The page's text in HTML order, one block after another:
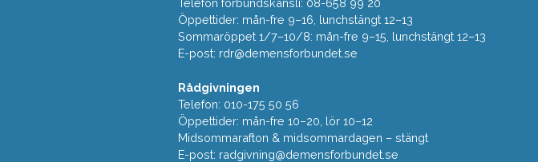
Telefon förbundskansli: 08-658 99 20
Öppettider: mån-fre 9–16, lunchstängt 12–13
Sommaröppet 1/7–10/8: mån-fre 9–15, lunchstängt 12–13
E-post: rdr@demensforbundet.se
Rådgivningen
Telefon: 010-175 50 56
Öppettider: mån-fre 10–20, lör 10–12
Midsommarafton & midsommardagen – stängt
E-post: radgivning@demensforbundet.se